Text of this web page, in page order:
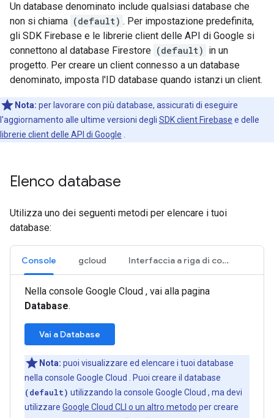
Un database denominato include qualsiasi database che
non si chiama (default) . Per impostazione predefinita,
gli SDK Firebase e le librerie client delle API di Google si
connettono al database Firestore (default) in un
progetto. Per creare un client connesso a un database
denominato, imposta l'ID database quando istanzi un client.
Nota: per lavorare con più database, assicurati di eseguire
l'aggiornamento alle ultime versioni degli SDK client Firebase e delle
librerie client delle API di Google
Elenco database
Utilizza uno dei seguenti metodi per elencare i tuoi
database:
Console gcloud Interfaccia a riga di comando di Firebase
Nella console Google Cloud , vai alla pagina
Database.
Vai a Database
Nota: puoi visualizzare ed elencare i tuoi database
nella console Google Cloud . Puoi creare il database
(default) utilizzando la console Google Cloud , ma devi
utilizzare Google Cloud CLI o un altro metodo per creare